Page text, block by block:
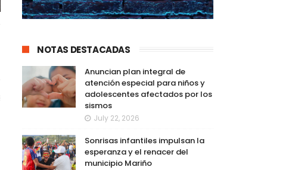
NOTAS DESTACADAS
Anuncian plan integral de
atención especial para niños y
adolescentes afectados por los
sismos
July 22, 2026
Sonrisas infantiles impulsan la
esperanza y el renacer del
municipio Mariño